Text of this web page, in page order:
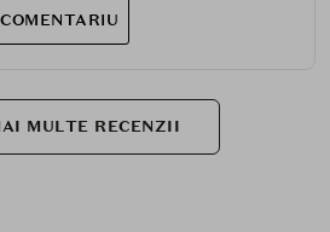
MULTE RECENZII